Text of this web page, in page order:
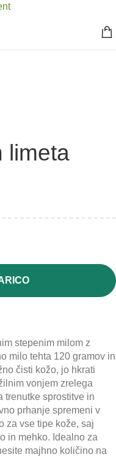
limeta
stepenim milom z
milo tehta 120 gramov in
čisti kožo, jo hkrati
vonjem zrelega
trenutke sprostitve in
prhanje spremeni v
za vse tipe kože, saj
in mehko. Idealno za
majhno količino na